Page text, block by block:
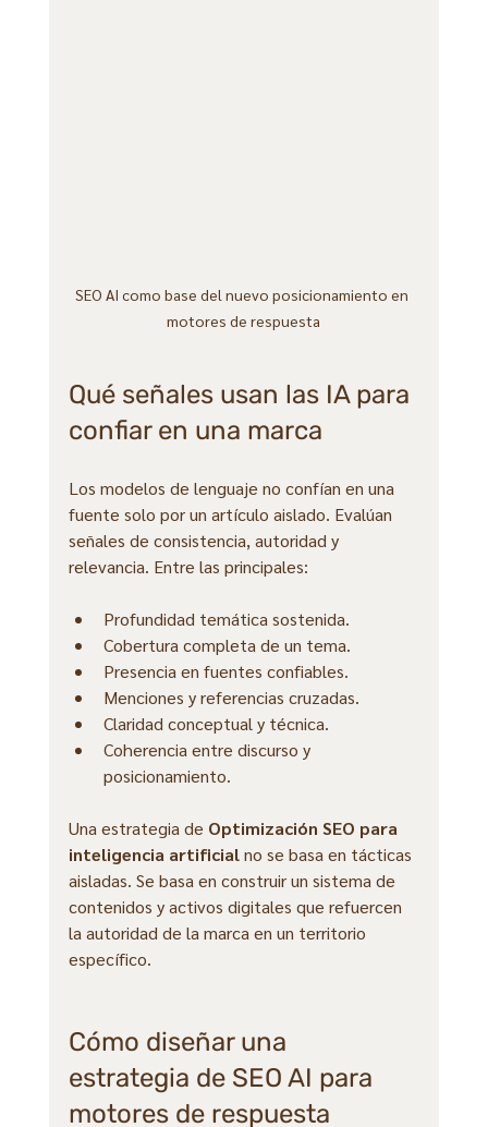
SEO AI como base del nuevo posicionamiento en
motores de respuesta
Qué señales usan las IA para
confiar en una marca
Los modelos de lenguaje no confían en una
fuente solo por un artículo aislado. Evalúan
señales de consistencia, autoridad y
relevancia. Entre las principales:
Profundidad temática sostenida.
Cobertura completa de un tema.
Presencia en fuentes confiables.
Menciones y referencias cruzadas.
Claridad conceptual y técnica.
Coherencia entre discurso y
posicionamiento.
Una estrategia de Optimización SEO para
inteligencia artificial no se basa en tácticas
aisladas. Se basa en construir un sistema de
contenidos y activos digitales que refuercen
la autoridad de la marca en un territorio
específico.
Cómo diseñar una
estrategia de SEO AI para
motores de respuesta